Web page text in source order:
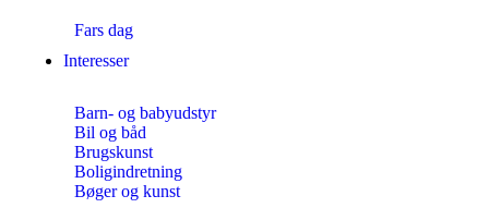
Fars dag
Interesser
Barn- og babyudstyr
Bil og båd
Brugskunst
Boligindretning
Bøger og kunst